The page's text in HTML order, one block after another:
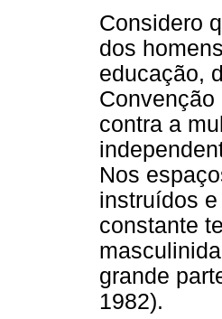
Considero
dos
educação,
contra a
Nos
instruídos
constante
grande
1982).